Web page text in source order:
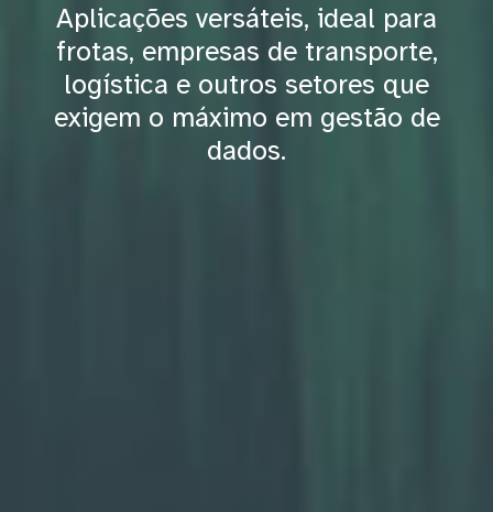
Aplicações versáteis, ideal para
frotas, empresas de transporte,
logística e outros setores que
exigem o máximo em gestão de
dados.